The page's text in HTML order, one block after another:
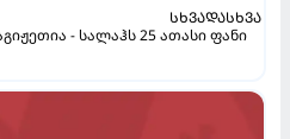
ᲡᲮᲕᲐᲓᲐᲡᲮᲕᲐ
- სალაჰს 25 ათასი ფანი